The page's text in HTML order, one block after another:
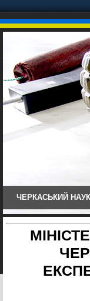
ЧЕРКАСЬКИЙ